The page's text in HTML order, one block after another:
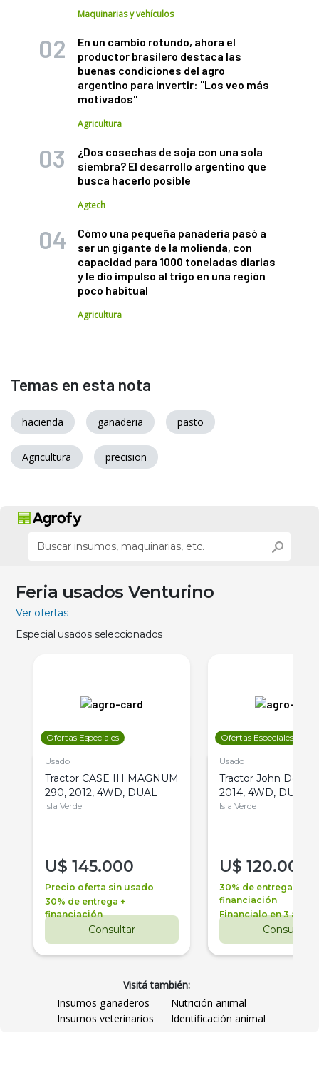
Maquinarias y vehículos
En un cambio rotundo, ahora el
productor brasilero destaca las
buenas condiciones del agro
argentino para invertir: "Los veo más
motivados"
Agricultura
¿Dos cosechas de soja con una sola
siembra? El desarrollo argentino que
busca hacerlo posible
Agtech
Cómo una pequeña panadería pasó a
ser un gigante de la molienda, con
capacidad para 1000 toneladas diarias
y le dio impulso al trigo en una región
poco habitual
Agricultura
Temas en esta nota
hacienda ganaderia pasto
Agricultura precision
Feria usados Venturino
Ver ofertas
Especial usados seleccionados
Ofertas Especiales
Usado
Tractor CASE IH MAGNUM
290, 2012, 4WD, DUAL
Isla Verde
U$ 145.000
Precio oferta sin usado
30% de entrega +
financiación
Consultar
Ofertas Especiales
Usado
Tractor John Deere
2014, 4WD, DUAL
Isla Verde
U$ 120.000
30% de entrega +
financiación
Financialo en 3 años
Consultar
Visitá también:
Insumos ganaderos
Nutrición animal
Insumos veterinarios
Identificación animal